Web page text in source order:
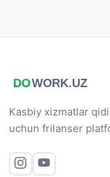
Kasbiy xizmatlar
uchun frilanser